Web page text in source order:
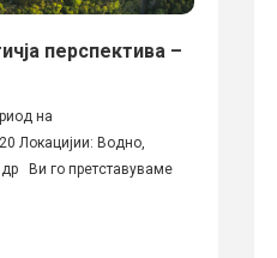
перспектива –
на
Локацијии: Водно,
Ви го претставуваме